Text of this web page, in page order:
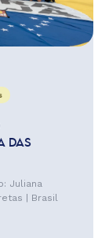
DAS
Juliana
| Brasil